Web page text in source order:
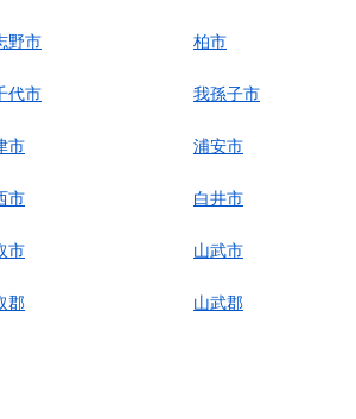
野市 柏市
代市 我孫子市
市 浦安市
市 白井市
市 山武市
郡 山武郡